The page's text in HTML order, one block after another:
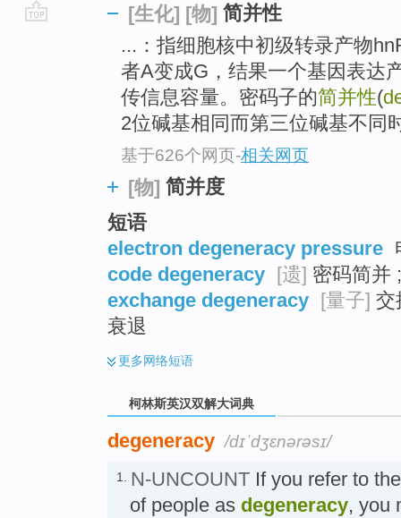
[生化] [物] 简并性
...：指细胞核中初级转录产物
者A变成G，结果一个基因表达
传信息容量。密码子的简并性(
2位碱基相同而第三位碱基不同
基于626个网页-相关网页
[物] 简并度
短语
electron degeneracy pressure
code degeneracy
[遗] 密码简并
exchange degeneracy
[量子] 交
衰退
更多网络短语
柯林斯英汉双解大词典
degeneracy /dɪˈdʒɛnərəsɪ/
1. N-UNCOUNT If you refer to
of people as degeneracy, you